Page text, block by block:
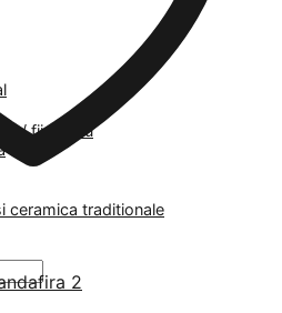
/ fiica / fiu
ceramica traditionale